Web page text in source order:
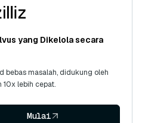
yang Dikelola secara
bebas masalah, didukung oleh
10x lebih cepat.
Mulai